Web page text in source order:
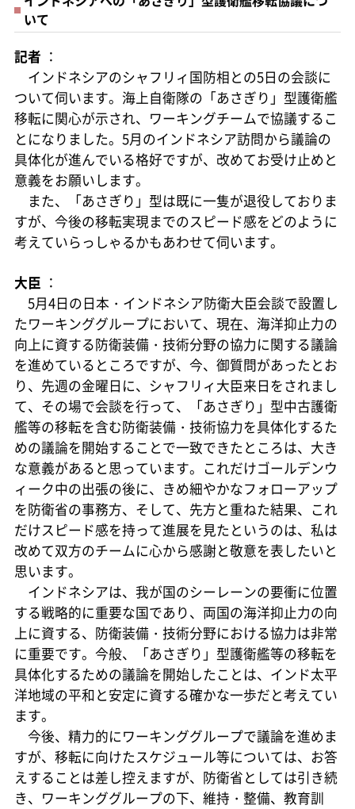
いて
記者 ：
インドネシアのシャフリィ国防相との5日の会談に
ついて伺います。海上自衛隊の「あさぎり」型護衛艦
移転に関心が示され、ワーキングチームで協議するこ
とになりました。5月のインドネシア訪問から議論の
具体化が進んでいる格好ですが、改めてお受け止めと
意義をお願いします。
また、「あさぎり」型は既に一隻が退役しておりま
すが、今後の移転実現までのスピード感をどのように
考えていらっしゃるかもあわせて伺います。
大臣 ：
5月4日の日本・インドネシア防衛大臣会談で設置し
たワーキンググループにおいて、現在、海洋抑止力の
向上に資する防衛装備・技術分野の協力に関する議論
を進めているところですが、今、御質問があったとお
り、先週の金曜日に、シャフリィ大臣来日をされまし
て、その場で会談を行って、「あさぎり」型中古護衛
艦等の移転を含む防衛装備・技術協力を具体化するた
めの議論を開始することで一致できたところは、大き
な意義があると思っています。これだけゴールデンウ
ィーク中の出張の後に、きめ細やかなフォローアップ
を防衛省の事務方、そして、先方と重ねた結果、これ
だけスピード感を持って進展を見たというのは、私は
改めて双方のチームに心から感謝と敬意を表したいと
思います。
インドネシアは、我が国のシーレーンの要衝に位置
する戦略的に重要な国であり、両国の海洋抑止力の向
上に資する、防衛装備・技術分野における協力は非常
に重要です。今般、「あさぎり」型護衛艦等の移転を
具体化するための議論を開始したことは、インド太平
洋地域の平和と安定に資する確かな一歩だと考えてい
ます。
今後、精力的にワーキンググループで議論を進めま
すが、移転に向けたスケジュール等については、お答
えすることは差し控えますが、防衛省としては引き続
き、ワーキンググループの下、維持・整備、教育訓